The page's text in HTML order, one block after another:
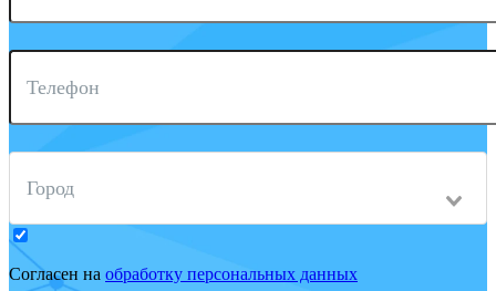
Телефон
Город
Согласен на обработку персональных данных